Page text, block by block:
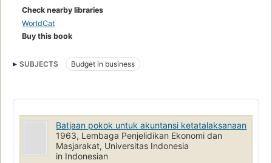
Check nearby libraries
WorldCat
Buy this book
SUBJECTS Budget in business
Batjaan pokok untuk akuntansi ketatalaksanaan
1963, Lembaga Penjelidikan Ekonomi dan
Masjarakat, Universitas Indonesia
in Indonesian